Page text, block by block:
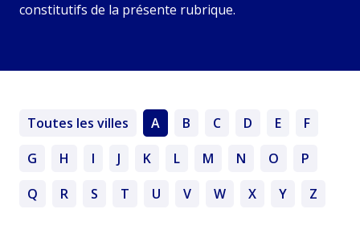
constitutifs de la présente rubrique.
Toutes les villes A B C D E
F
G
H I J K L M N O
P
Q
R S T U V W X Y Z